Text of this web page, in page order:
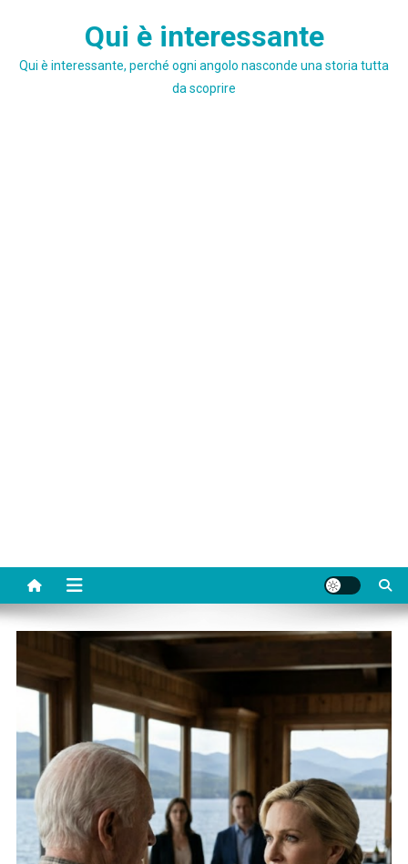
Qui è interessante
Qui è interessante, perché ogni angolo nasconde una storia tutta
da scoprire